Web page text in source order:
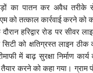
का पातन कर अवैध तरीके
को तत्काल कार्रवाई करने को
हरिद्वार रोड पर सीवर
सिटी को क्षतिग्रस्त लाइन
में बाढ़ सुरक्षा निर्माण
तैयार करने को कहा गया। ग्राम